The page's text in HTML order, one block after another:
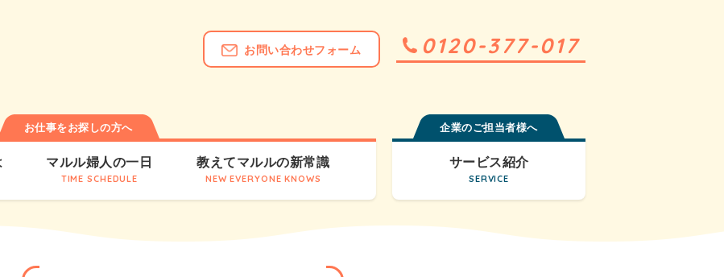
お問い合わせフォーム 0120-377-017
お仕事をお探しの方へ
マルル婦人の一日
TIME SCHEDULE
教えてマルルの新常識
NEW EVERYONE KNOWS
企業のご担当者様へ
サービス紹介
SERVICE